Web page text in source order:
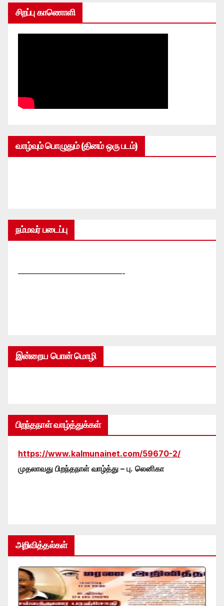
சிறப்பு காணொளி
வாழ்வும் பொழுதும் (தினம் ஒரு படம்)
நம்மவர் படைப்பு
—————————————-
இன்றைய பொன் மொழி
பிறந்தநாள் வாழ்த்துக்கள்
https://www.kalmunainet.com/59670-2/
முதலாவது பிறந்தநாள் வாழ்த்து – பு. லெனிகா
அறிவித்தல்கள்